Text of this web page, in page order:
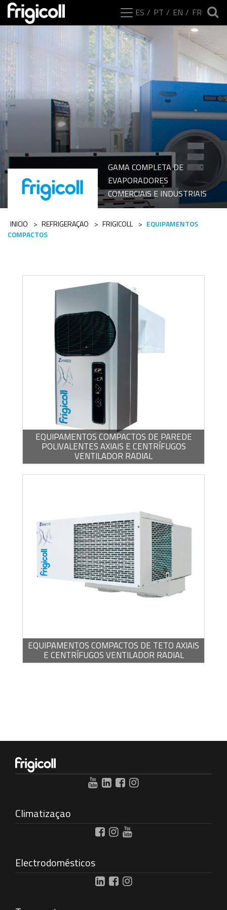
ES PT EN FR
Intervalos da
GAMA COMPLETA DE
EVAPORADORES
COMERCIAIS E INDUSTRIAIS
INICIO > REFRIGERAÇAO > FRIGICOLL > EQUIPAMENTOS
COMPACTOS
EQUIPAMENTOS COMPACTOS DE PAREDE
POLIVALENTES AXIAIS E CENTRÍFUGOS
VENTILADOR RADIAL
BROCHURA - PDF / 469,85 KB
EQUIPAMENTOS COMPACTOS DE TETO AXIAIS
E CENTRÍFUGOS VENTILADOR RADIAL
Climatizaçao
Electrodomésticos